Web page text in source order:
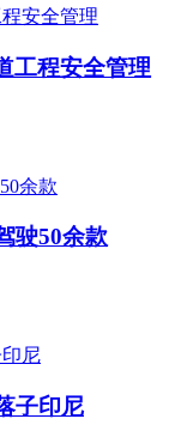
工程安全管理
驶50余款
子印尼